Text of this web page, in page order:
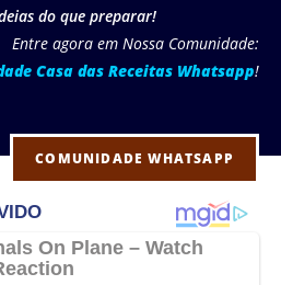
do que preparar!
Entre agora em Nossa Comunidade:
Casa das Receitas Whatsapp!
COMUNIDADE WHATSAPP